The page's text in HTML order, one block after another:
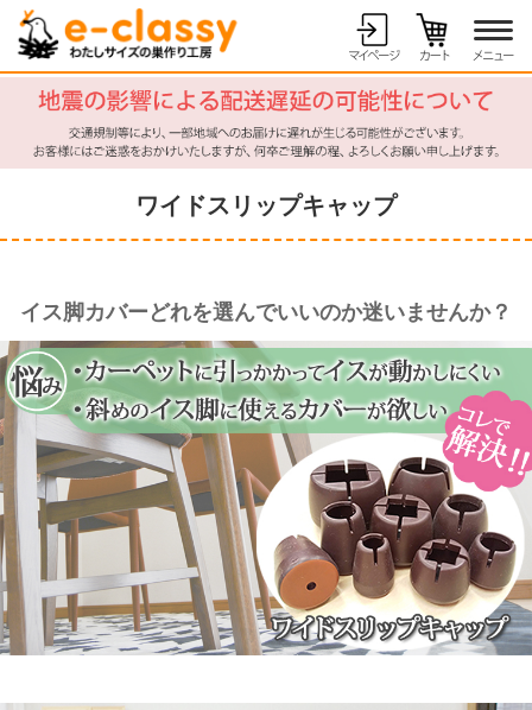
ワイドスリップキャップ
イス脚カバーどれを選んでいいのか迷いませんか？